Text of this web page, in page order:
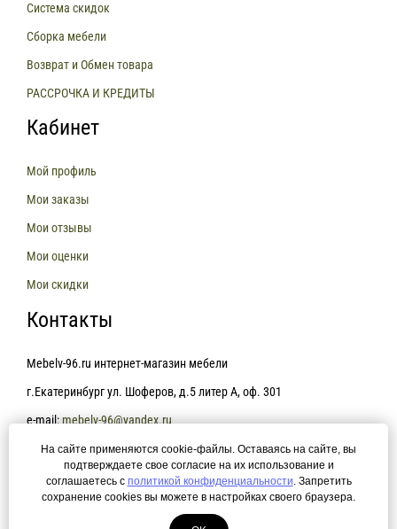
Система скидок
Сборка мебели
Возврат и Обмен товара
РАССРОЧКА И КРЕДИТЫ
Кабинет
Мой профиль
Мои заказы
Мои отзывы
Мои оценки
Мои скидки
Контакты
Mebelv-96.ru интернет-магазин мебели
г.Екатеринбург ул. Шоферов, д.5 литер А, оф. 301
e-mail:mebelv-96@yandex.ru
+7(343)361-81-78
На сайте применяются cookie-файлы. Оставаясь на сайте, вы
подтверждаете свое согласие на их использование и
соглашаетесь с политикой конфиденциальности. Запретить
сохранение cookies вы можете в настройках своего браузера.